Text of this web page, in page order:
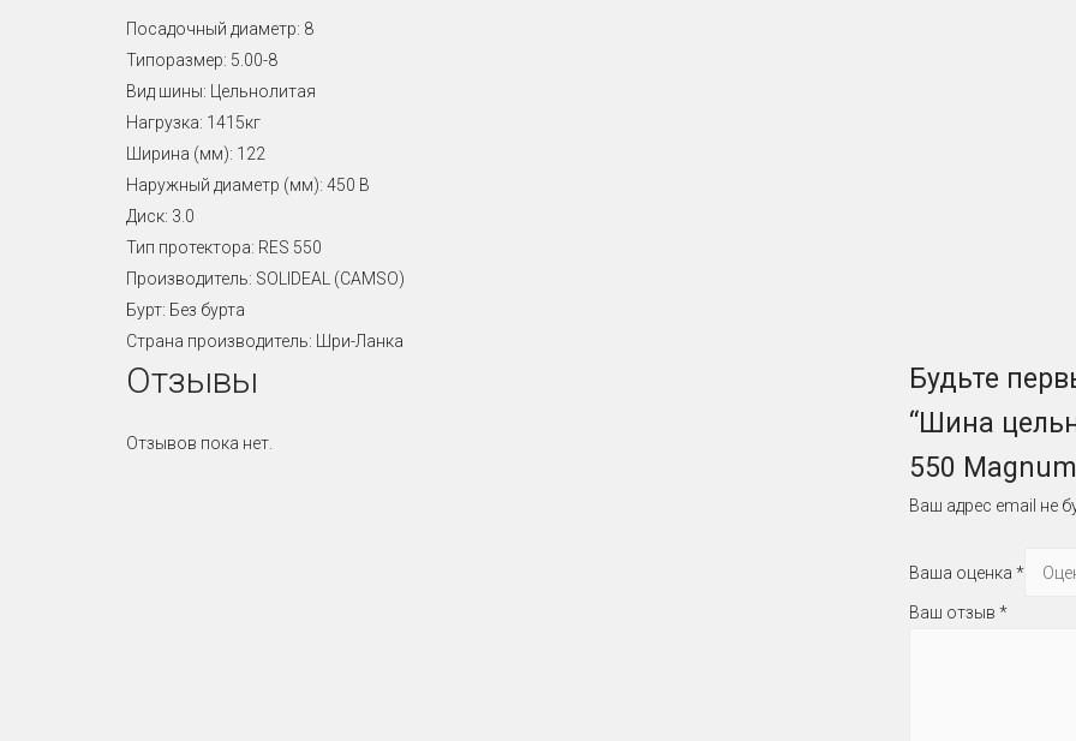
550
Magnum
Посадочный диаметр: 8
Типоразмер: 5.00-8
Вид шины: Цельнолитая
Нагрузка: 1415кг
Ширина (мм): 122
Наружный диаметр (мм): 450 В
Диск: 3.0
Тип протектора: RES 550
Производитель: SOLIDEAL (CAMSO)
Бурт: Без бурта
Страна производитель: Шри-Ланка
Отзывы
Отзывов пока нет.
Будьте
“Шина
550
Ваш адрес email не
Ваша оценка *
Ваш отзыв *